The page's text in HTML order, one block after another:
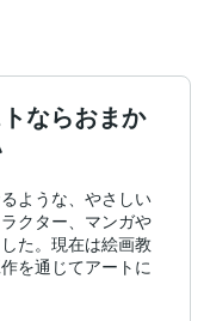
ならおまか
ような、やさしい
クター、マンガや
た。現在は絵画教
を通じてアートに